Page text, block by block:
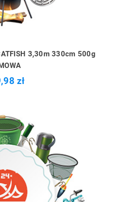
3,30m 330cm 500g
zł